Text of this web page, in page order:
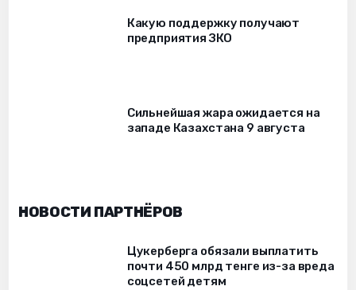
Какую поддержку получают
предприятия ЗКО
Сильнейшая жара ожидается на
западе Казахстана 9 августа
НОВОСТИ ПАРТНЁРОВ
Цукерберга обязали выплатить
почти 450 млрд тенге из-за вреда
соцсетей детям